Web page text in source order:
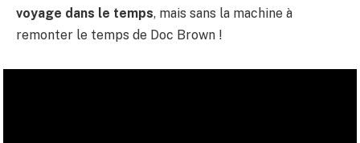
voyage dans le temps, mais sans la machine à
remonter le temps de Doc Brown !